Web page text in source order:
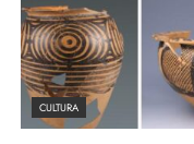
CULTURA